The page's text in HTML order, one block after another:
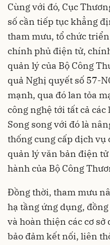
Cùng với đó, Cục
số cần tiếp tục khẳng
tham mưu, tổ chức
chính phủ điện tử,
quản lý của Bộ Công
quả Nghị quyết số 57-
mạnh, qua đó lan tỏa
công nghệ tới tất cả
Song song với đó là
thống cung cấp dịch
quản lý văn bản điện
hành của Bộ Công
Đồng thời, tham mưu
hạ tầng ứng dụng,
và hoàn thiện các cơ
bảo đảm kết nối, liên